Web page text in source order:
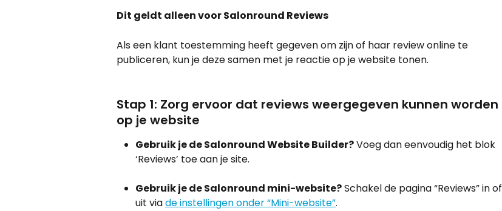
Dit geldt alleen voor Salonround Reviews
Als een klant toestemming heeft gegeven om zijn of haar review online te
publiceren, kun je deze samen met je reactie op je website tonen.
Stap 1: Zorg ervoor dat reviews weergegeven kunnen worden
op je website
Gebruik je de Salonround Website Builder? Voeg dan eenvoudig het blok
‘Reviews’ toe aan je site.
Gebruik je de Salonround mini-website? Schakel de pagina “Reviews” in of
uit via de instellingen onder “Mini-website”.